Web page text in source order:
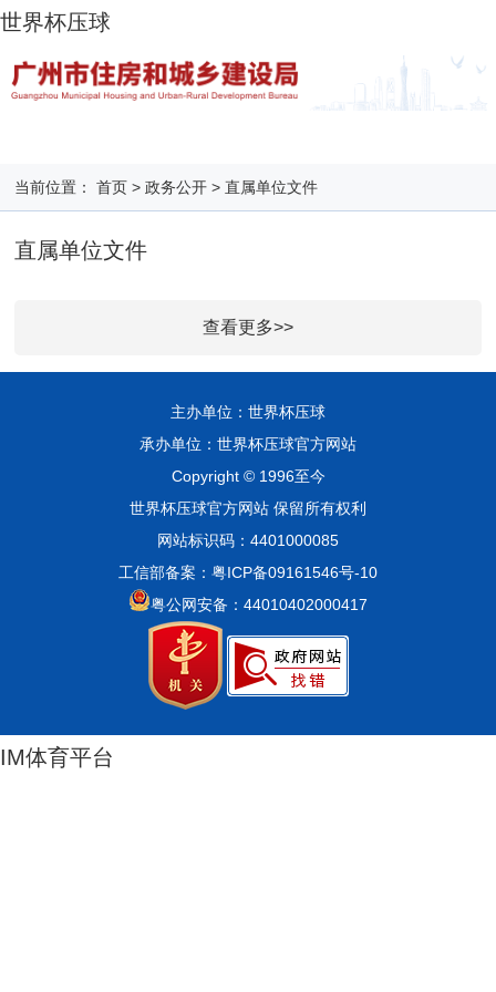
世界杯压球
当前位置： 首页 >政务公开 >直属单位文件
直属单位文件
查看更多>>
主办单位：世界杯压球
承办单位：世界杯压球官方网站
Copyright © 1996至今
世界杯压球官方网站 保留所有权利
网站标识码：4401000085
工信部备案：粤ICP备09161546号-10
粤公网安备：44010402000417
IM体育平台